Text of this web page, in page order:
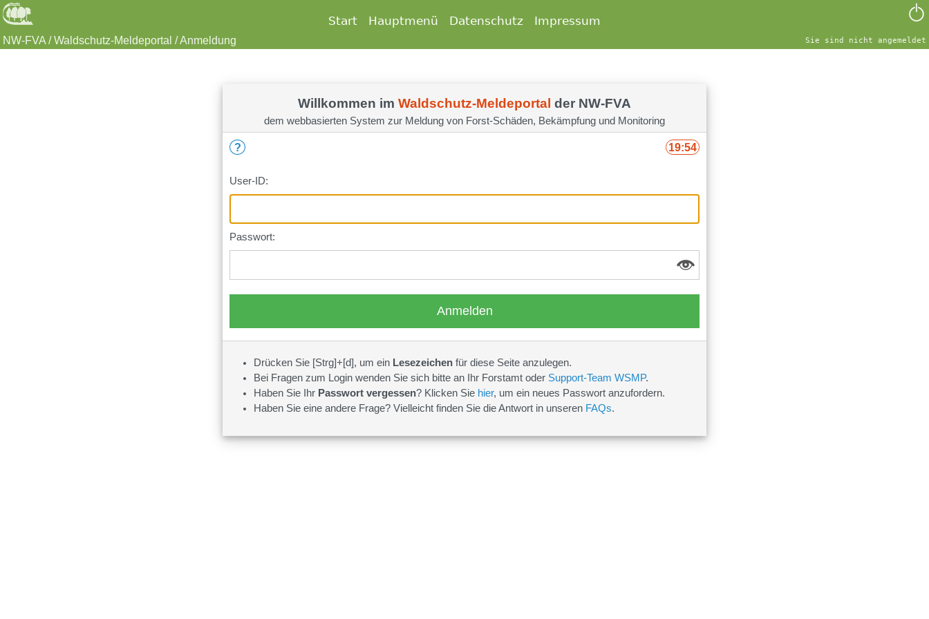
Start Hauptmenü Datenschutz Impressum
NW-FVA / Waldschutz-Meldeportal / Anmeldung Sie sind nicht angemeldet
Willkommen im Waldschutz-Meldeportal der NW-FVA
dem webbasierten System zur Meldung von Forst-Schäden, Bekämpfung und Monitoring
? 19:54
User-ID:
Passwort:
Drücken Sie [Strg]+[d], um ein Lesezeichen für diese Seite anzulegen.
Bei Fragen zum Login wenden Sie sich bitte an Ihr Forstamt oder Support-Team WSMP.
Haben Sie Ihr Passwort vergessen? Klicken Sie hier, um ein neues Passwort anzufordern.
Haben Sie eine andere Frage? Vielleicht finden Sie die Antwort in unseren FAQs.